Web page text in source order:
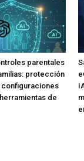
parentales
protección
de